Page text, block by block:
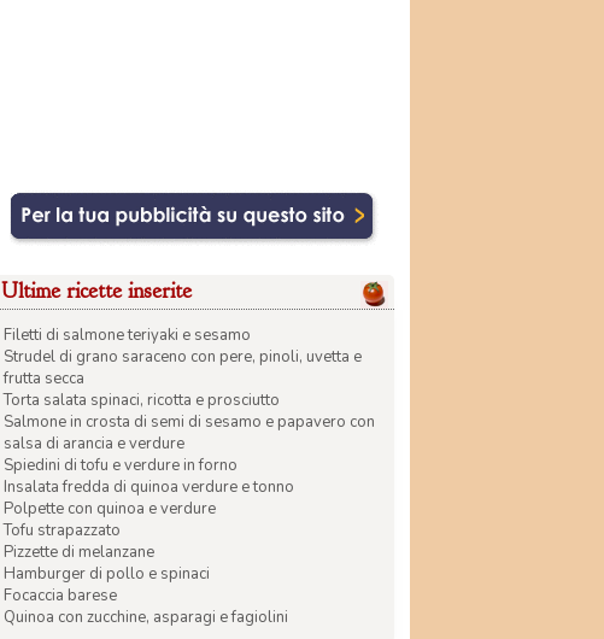
Ultime ricette inserite
Filetti di salmone teriyaki e sesamo
Strudel di grano saraceno con pere, pinoli, uvetta e
frutta secca
Torta salata spinaci, ricotta e prosciutto
Salmone in crosta di semi di sesamo e papavero con
salsa di arancia e verdure
Spiedini di tofu e verdure in forno
Insalata fredda di quinoa verdure e tonno
Polpette con quinoa e verdure
Tofu strapazzato
Pizzette di melanzane
Hamburger di pollo e spinaci
Focaccia barese
Quinoa con zucchine, asparagi e fagiolini